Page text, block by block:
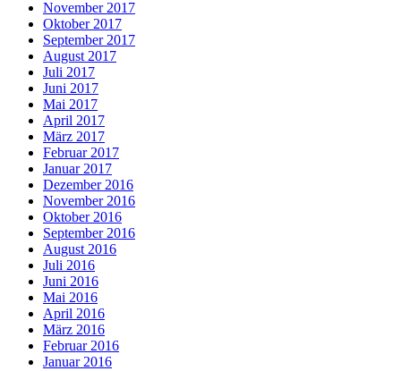
November 2017
Oktober 2017
September 2017
August 2017
Juli 2017
Juni 2017
Mai 2017
April 2017
März 2017
Februar 2017
Januar 2017
Dezember 2016
November 2016
Oktober 2016
September 2016
August 2016
Juli 2016
Juni 2016
Mai 2016
April 2016
März 2016
Februar 2016
Januar 2016